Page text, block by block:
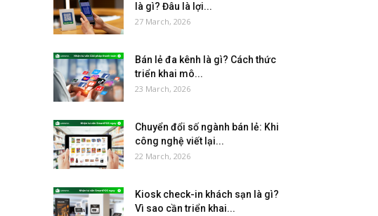
là gì? Đâu là lợi...
27 March, 2026
Bán lẻ đa kênh là gì? Cách thức
triển khai mô...
23 March, 2026
Chuyển đổi số ngành bán lẻ: Khi
công nghệ viết lại...
22 March, 2026
Kiosk check-in khách sạn là gì?
Vì sao cần triển khai...